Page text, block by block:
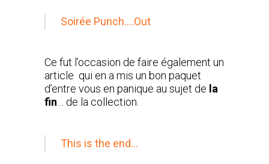
Soirée Punch….Out
Ce fut l’occasion de faire également un
article qui en a mis un bon paquet
d’entre vous en panique au sujet de la
fin … de la collection.
This is the end…